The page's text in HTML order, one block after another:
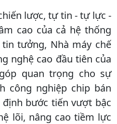
lược, tự tin - tự lực -
cao của cả hệ thống
tưởng, Nhà máy chế
nghệ cao đầu tiên của
quan trọng cho sự
công nghiệp chip bán
bước tiến vượt bậc
lõi, nâng cao tiềm lực